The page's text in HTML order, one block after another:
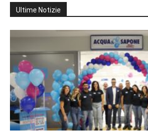
Ultime Notizie